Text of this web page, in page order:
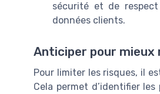
sécurité et de
données clients.
Anticiper pour mieux
Pour limiter les risques, il
Cela permet d’identifier